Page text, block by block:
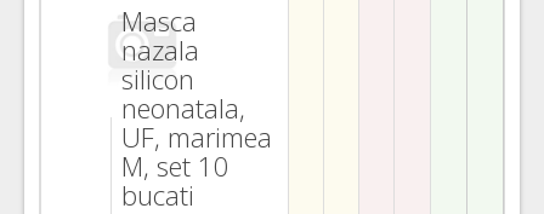
Masca
nazala
silicon
neonatala,
UF, marimea
M, set 10
bucati